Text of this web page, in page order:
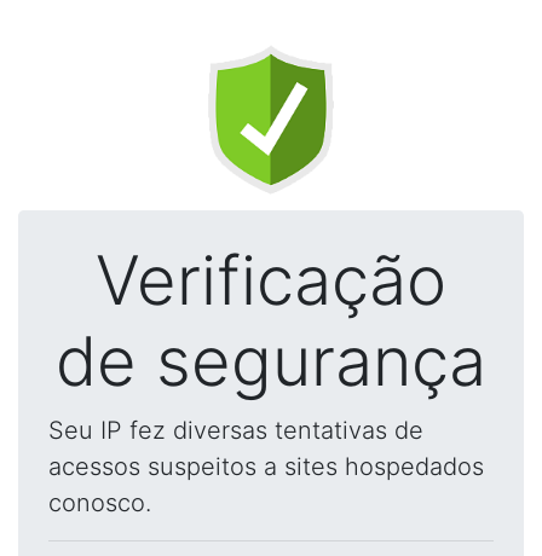
Verificação
de segurança
Seu IP fez diversas tentativas de
acessos suspeitos a sites hospedados
conosco.